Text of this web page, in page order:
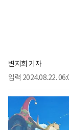
변지희 기자
입력 2024.08.22.